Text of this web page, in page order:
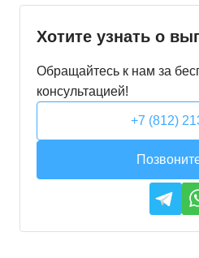
Хотите узнать о
Обращайтесь к нам за
консультацией!
+7 (812)